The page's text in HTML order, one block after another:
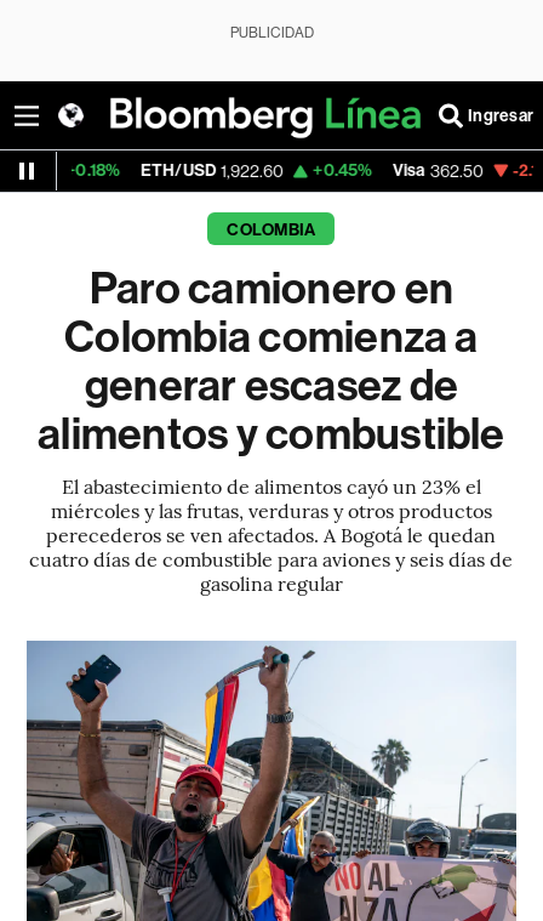
PUBLICIDAD
Ingresar
ETH/USD 1,922.60 +0.45% Visa 362.50 -2.15%
COLOMBIA
Paro camionero en
Colombia comienza a
generar escasez de
alimentos y combustible
El abastecimiento de alimentos cayó un 23% el
miércoles y las frutas, verduras y otros productos
perecederos se ven afectados. A Bogotá le quedan
cuatro días de combustible para aviones y seis días de
gasolina regular